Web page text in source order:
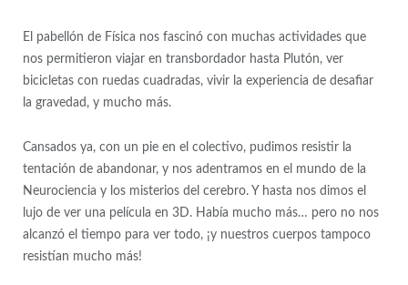
El pabellón de Física nos fascinó con muchas actividades que
nos permitieron viajar en transbordador hasta Plutón, ver
bicicletas con ruedas cuadradas, vivir la experiencia de desafiar
la gravedad, y mucho más.
Cansados ya, con un pie en el colectivo, pudimos resistir la
tentación de abandonar, y nos adentramos en el mundo de la
Neurociencia y los misterios del cerebro. Y hasta nos dimos el
lujo de ver una película en 3D. Había mucho más… pero no nos
alcanzó el tiempo para ver todo, ¡y nuestros cuerpos tampoco
resistían mucho más!